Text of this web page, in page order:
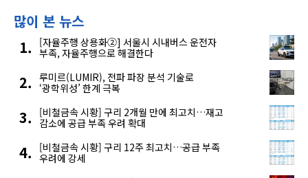
많이 본 뉴스
[자율주행 상용화②] 서울시 시내버스 운전자
부족, 자율주행으로 해결한다
루미르(LUMIR), 전파 파장 분석 기술로
‘광학위성’ 한계 극복
[비철금속 시황] 구리 2개월 만에 최고치…재고
감소에 공급 부족 우려 확대
[비철금속 시황] 구리 12주 최고치…공급 부족
우려에 강세